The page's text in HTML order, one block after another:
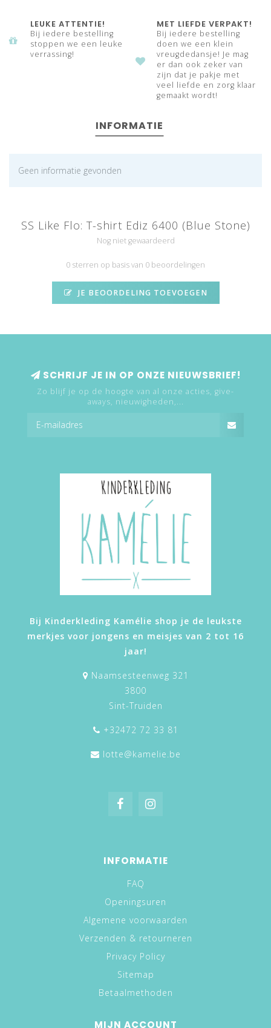
LEUKE ATTENTIE!
Bij iedere bestelling
stoppen we een leuke
verrassing!
MET LIEFDE VERPAKT!
Bij iedere bestelling
doen we een klein
vreugdedansje! Je mag
er dan ook zeker van
zijn dat je pakje met
veel liefde en zorg klaar
gemaakt wordt!
INFORMATIE
Geen informatie gevonden
SS Like Flo: T-shirt Ediz 6400 (Blue Stone)
Nog niet gewaardeerd
0 sterren op basis van 0 beoordelingen
JE BEOORDELING TOEVOEGEN
SCHRIJF JE IN OP ONZE NIEUWSBRIEF!
Zo blijf je op de hoogte van al onze acties, give-
aways, nieuwigheden,...
Bij Kinderkleding Kamélie shop je de leukste
merkjes voor jongens en meisjes van 2 tot 16
jaar!
Naamsesteenweg 321
3800
Sint-Truiden
+32472 72 33 81
lotte@kamelie.be
INFORMATIE
FAQ
Openingsuren
Algemene voorwaarden
Verzenden & retourneren
Privacy Policy
Sitemap
Betaalmethoden
MIJN ACCOUNT